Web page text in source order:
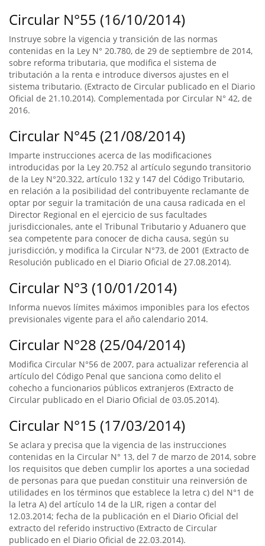
Circular N°55 (16/10/2014)
Instruye sobre la vigencia y transición de las normas
contenidas en la Ley N° 20.780, de 29 de septiembre de 2014,
sobre reforma tributaria, que modifica el sistema de
tributación a la renta e introduce diversos ajustes en el
sistema tributario. (Extracto de Circular publicado en el Diario
Oficial de 21.10.2014). Complementada por Circular N° 42, de
2016.
Circular N°45 (21/08/2014)
Imparte instrucciones acerca de las modificaciones
introducidas por la Ley 20.752 al artículo segundo transitorio
de la Ley N°20.322, artículo 132 y 147 del Código Tributario,
en relación a la posibilidad del contribuyente reclamante de
optar por seguir la tramitación de una causa radicada en el
Director Regional en el ejercicio de sus facultades
jurisdiccionales, ante el Tribunal Tributario y Aduanero que
sea competente para conocer de dicha causa, según su
jurisdicción, y modifica la Circular N°73, de 2001 (Extracto de
Resolución publicado en el Diario Oficial de 27.08.2014).
Circular N°3 (10/01/2014)
Informa nuevos límites máximos imponibles para los efectos
previsionales vigente para el año calendario 2014.
Circular N°28 (25/04/2014)
Modifica Circular N°56 de 2007, para actualizar referencia al
artículo del Código Penal que sanciona como delito el
cohecho a funcionarios públicos extranjeros (Extracto de
Circular publicado en el Diario Oficial de 03.05.2014).
Circular N°15 (17/03/2014)
Se aclara y precisa que la vigencia de las instrucciones
contenidas en la Circular N° 13, del 7 de marzo de 2014, sobre
los requisitos que deben cumplir los aportes a una sociedad
de personas para que puedan constituir una reinversión de
utilidades en los términos que establece la letra c) del N°1 de
la letra A) del artículo 14 de la LIR, rigen a contar del
12.03.2014; fecha de la publicación en el Diario Oficial del
extracto del referido instructivo (Extracto de Circular
publicado en el Diario Oficial de 22.03.2014).